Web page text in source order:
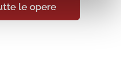
le opere